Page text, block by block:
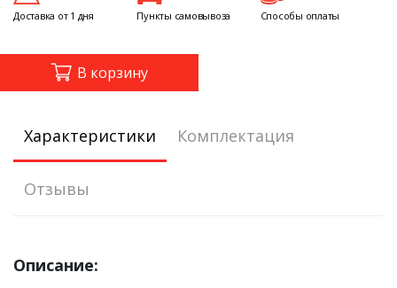
В корзину
Доставка от 1 дня Пункты самовывоза Способы оплаты
Характеристики Комплектация
Отзывы
Описание: